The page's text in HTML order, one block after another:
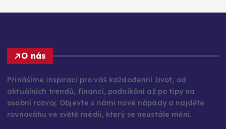
O nás
Přinášíme inspiraci pro váš každodenní život, od
aktuálních trendů, financí, podnikání až po tipy na
osobní rozvoj. Objevte s námi nové nápady a najděte
rovnováhu ve světě médií, který se neustále mění.